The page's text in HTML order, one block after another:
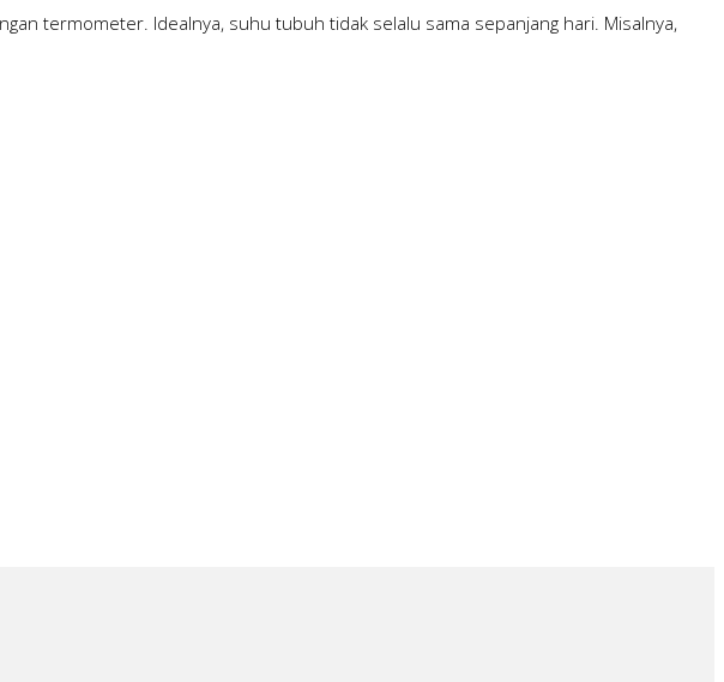
termometer. Idealnya, suhu tubuh tidak selalu sama sepanjang hari. Misalnya,